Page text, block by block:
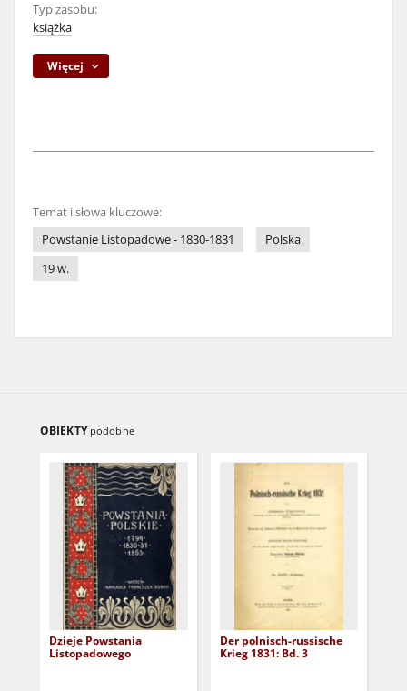
Typ zasobu:
książka
Więcej
Temat i słowa kluczowe:
Powstanie Listopadowe - 1830-1831
Polska
19 w.
OBIEKTY podobne
Dzieje Powstania
Listopadowego
Der polnisch-russische
Krieg 1831: Bd. 3